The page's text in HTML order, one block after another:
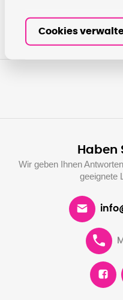
Haben
Wir geben Ihnen
geeignete
Cookies